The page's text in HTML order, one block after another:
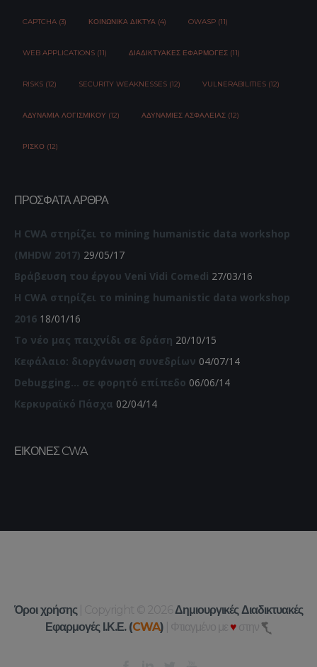
CAPTCHA (3) ΚΟΙΝΩΝΙΚΆ ΔΊΚΤΥΑ (4) OWASP (11)
WEB APPLICATIONS (11) ΔΙΑΔΙΚΤΥΑΚΈΣ ΕΦΑΡΜΟΓΈΣ (11)
RISKS (12) SECURITY WEAKNESSES (12) VULNERABILITIES (12)
ΑΔΥΝΑΜΊΑ ΛΟΓΙΣΜΙΚΟΎ (12) ΑΔΥΝΑΜΊΕΣ ΑΣΦΆΛΕΙΑΣ (12)
ΡΊΣΚΟ (12)
ΠΡΌΣΦΑΤΑ ΆΡΘΡΑ
Η CWA στηρίζει το mining humanistic data workshop
(MHDW 2017) 29/05/17
Βράβευση του έργου Veni Vidi Comedi 27/03/16
Η CWA στηρίζει το mining humanistic data workshop
2016 18/01/16
Το νέο μας παιχνίδι σε δράση 20/10/15
Κεφάλαιο: διοργάνωση συνεδρίων 04/07/14
Debugging… σε φορητό επίπεδο 06/06/14
Κερκυραϊκό Πάσχα 02/04/14
ΕΙΚΌΝΕΣ CWA
Όροι χρήσης| Copyright © 2026 Δημιουργικές Διαδικτυακές
Εφαρμογές Ι.Κ.Ε. (CWA) ♥